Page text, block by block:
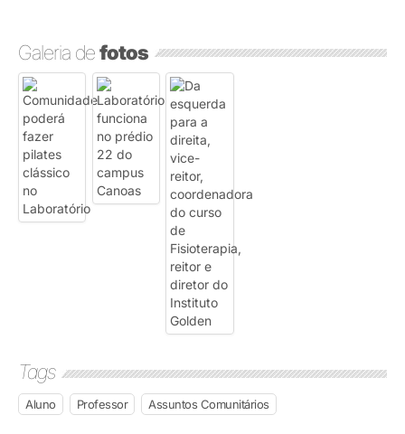
Galeria defotos
Tags
Aluno Professor Assuntos Comunitários